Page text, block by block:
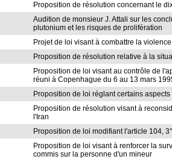
Proposition de résolution concernant le
Audition de monsieur J. Attali sur les
plutonium et les risques de prolifération
Projet de loi visant à combattre la
Proposition de résolution relative à la
Proposition de loi visant au contrôle de
réuni à Copenhague du 6 au 13 mars
Proposition de loi réglant certains
Proposition de résolution visant à
l'Iran
Proposition de loi modifiant l'article 104,
Proposition de loi visant à renforcer la
commis sur la personne d'un mineur